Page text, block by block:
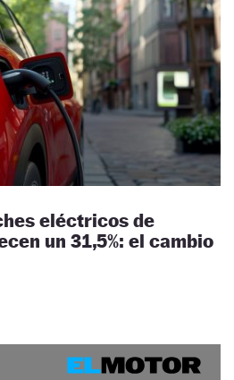
eléctricos de
un 31,5%: el cambio